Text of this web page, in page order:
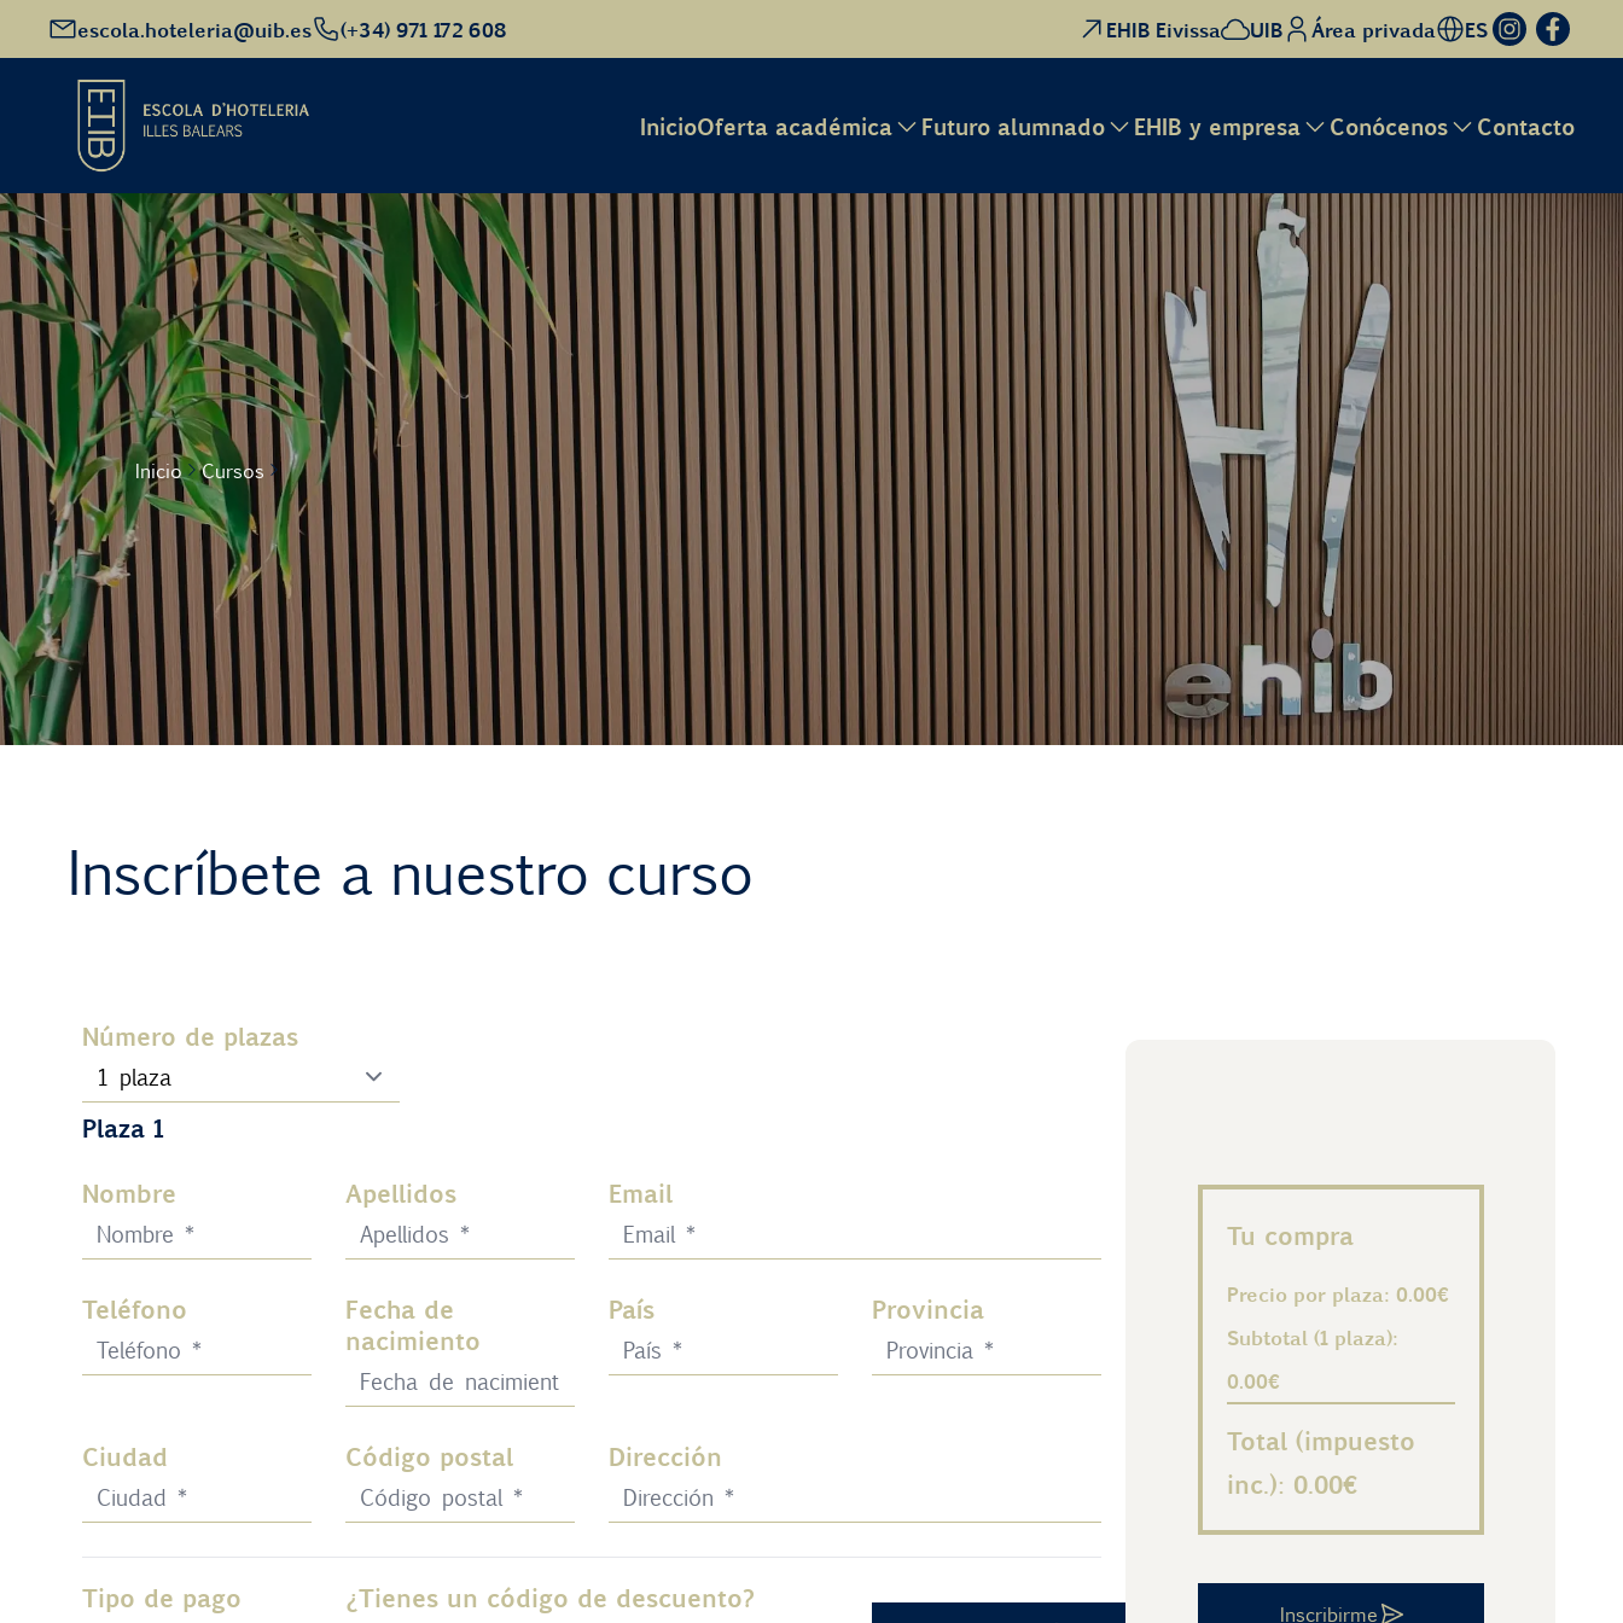
escola.hoteleria@uib.es (+34) 971 172 608 EHIB Eivissa UIB Área privada ES
InicioOferta académica Futuro alumnado EHIB y empresa Conócenos Contacto
Inicio
Oferta académica
Futuro alumnado
EHIB y Empresa
Conócenos
Contacto
Uib
Login
Inicio Cursos
Inscríbete a nuestro curso
Número de plazas
Plaza 1
Nombre
Apellidos Email
Teléfono
Fecha de
nacimiento
País Provincia
Ciudad Código postal Dirección
Tipo de pago ¿Tienes un código de descuento?
Tu compra
Precio por plaza: 0.00€
Subtotal (1 plaza):
0.00€
Total (impuesto
inc.): 0.00€
Inscribirme